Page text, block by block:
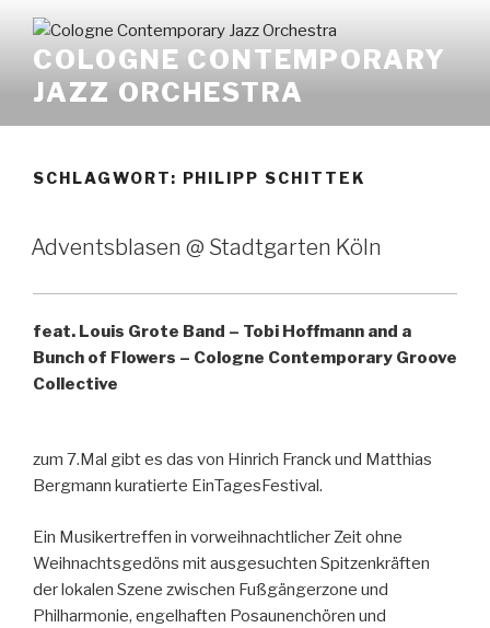
Inhalt
springenCOLOGNE CONTEMPORARY
JAZZ ORCHESTRA
SCHLAGWORT: PHILIPP SCHITTEK
Adventsblasen @ Stadtgarten Köln
feat. Louis Grote Band – Tobi Hoffmann and a
Bunch of Flowers – Cologne Contemporary Groove
Collective
zum 7.Mal gibt es das von Hinrich Franck und Matthias
Bergmann kuratierte EinTagesFestival.
Ein Musikertreffen in vorweihnachtlicher Zeit ohne
Weihnachtsgedöns mit ausgesuchten Spitzenkräften
der lokalen Szene zwischen Fußgängerzone und
Philharmonie, engelhaften Posaunenchören und